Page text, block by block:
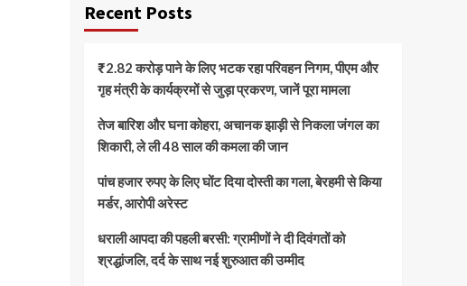
Recent Posts
₹2.82 करोड़ पाने के लिए भटक रहा परिवहन निगम, पीएम और
गृह मंत्री के कार्यक्रमों से जुड़ा प्रकरण, जानें पूरा मामला
तेज बारिश और घना कोहरा, अचानक झाड़ी से निकला जंगल का
शिकारी, ले ली 48 साल की कमला की जान
पांच हजार रुपए के लिए घोंट दिया दोस्ती का गला, बेरहमी से किया
मर्डर, आरोपी अरेस्ट
धराली आपदा की पहली बरसी: ग्रामीणों ने दी दिवंगतों को
श्रद्धांजलि, दर्द के साथ नई शुरुआत की उम्मीद